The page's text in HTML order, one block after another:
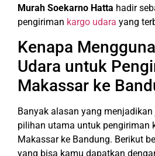
Murah Soekarno Hatta hadir
pengiriman kargo udara yang
Kenapa
Udara untuk
Makassar ke
Banyak alasan yang
pilihan utama untuk pengiriman
Makassar ke Bandung. Berikut
yang bisa kamu dapatkan